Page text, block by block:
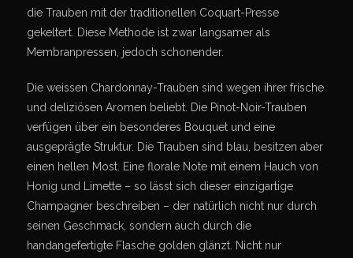
die Trauben mit der traditionellen Coquart-Presse
gekeltert. Diese Methode ist zwar langsamer als
Membranpressen, jedoch schonender.
Die weissen Chardonnay-Trauben sind wegen ihrer frische
und deliziösen Aromen beliebt. Die Pinot-Noir-Trauben
verfügen über ein besonderes Bouquet und eine
ausgeprägte Struktur. Die Trauben sind blau, besitzen aber
einen hellen Most. Eine florale Note mit einem Hauch von
Honig und Limette – so lässt sich dieser einzigartige
Champagner beschreiben – der natürlich nicht nur durch
seinen Geschmack, sondern auch durch die
handangefertigte Flasche golden glänzt. Nicht nur